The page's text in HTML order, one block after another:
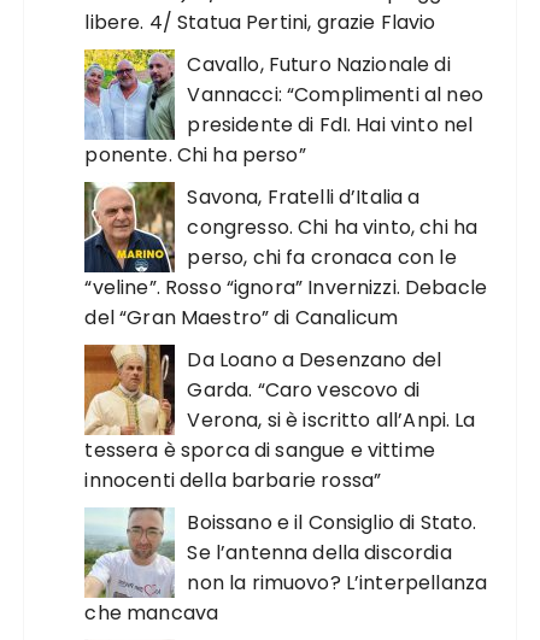
libere. 4/ Statua Pertini, grazie Flavio
Cavallo, Futuro Nazionale di
Vannacci: “Complimenti al neo
presidente di FdI. Hai vinto nel
ponente. Chi ha perso”
Savona, Fratelli d’Italia a
congresso. Chi ha vinto, chi ha
perso, chi fa cronaca con le
“veline”. Rosso “ignora” Invernizzi. Debacle
del “Gran Maestro” di Canalicum
Da Loano a Desenzano del
Garda. “Caro vescovo di
Verona, si è iscritto all’Anpi. La
tessera è sporca di sangue e vittime
innocenti della barbarie rossa”
Boissano e il Consiglio di Stato.
Se l’antenna della discordia
non la rimuovo? L’interpellanza
che mancava